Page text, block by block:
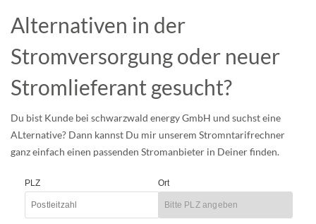
Alternativen in der
Stromversorgung oder neuer
Stromlieferant gesucht?
Du bist Kunde bei schwarzwald energy GmbH und suchst eine
ALternative? Dann kannst Du mir unserem Stromntarifrechner
ganz einfach einen passenden Stromanbieter in Deiner finden.